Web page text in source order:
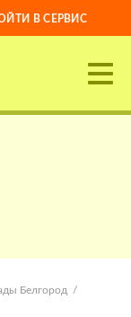
В СЕРВИС
Белгород